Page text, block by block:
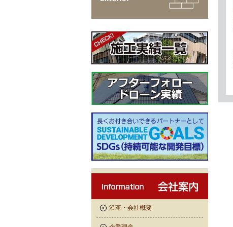
沿革・会社概要